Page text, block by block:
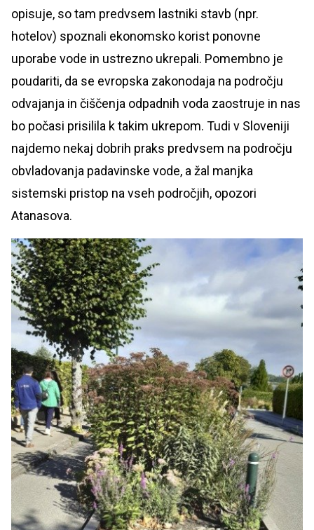
opisuje, so tam predvsem lastniki stavb (npr.
hotelov) spoznali ekonomsko korist ponovne
uporabe vode in ustrezno ukrepali. Pomembno je
poudariti, da se evropska zakonodaja na področju
odvajanja in čiščenja odpadnih voda zaostruje in nas
bo počasi prisilila k takim ukrepom. Tudi v Sloveniji
najdemo nekaj dobrih praks predvsem na področju
obvladovanja padavinske vode, a žal manjka
sistemski pristop na vseh področjih, opozori
Atanasova.